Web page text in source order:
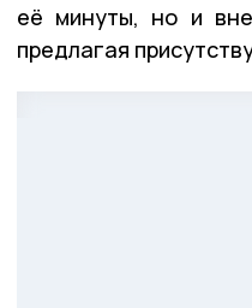
её минуты, но и
предлагая